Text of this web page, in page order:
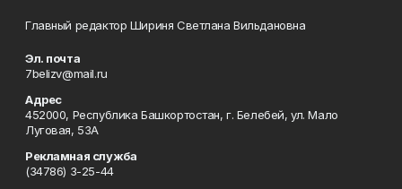
Главный редактор Шириня Светлана Вильдановна
Эл. почта
7belizv@mail.ru
Адрес
452000, Республика Башкортостан, г. Белебей, ул. Мало
Луговая, 53А
Рекламная служба
(34786) 3-25-44